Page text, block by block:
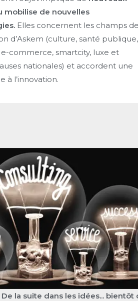
mobilise de nouvelles
Elles concernent les champs de
d’Askem (culture, santé publique,
commerce, smartcity, luxe et
nationales) et accordent une
à l’innovation.
les idées... bientôt consultable